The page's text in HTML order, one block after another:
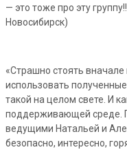
— это тоже про эту
Новосибирск)
«Страшно стоять
использовать
такой на целом свете. И
поддерживающей среде.
ведущими Натальей и
безопасно, интересно,